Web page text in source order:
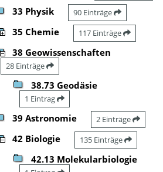
33 Physik 90 Einträge
35 Chemie 117 Einträge
38 Geowissenschaften
28 Einträge
38.73 Geodäsie
1 Eintrag
39 Astronomie 2 Einträge
42 Biologie 135 Einträge
42.13 Molekularbiologie